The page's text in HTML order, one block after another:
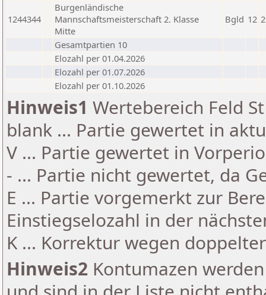
1244344
Burgenländische
Mannschaftsmeisterschaft 2. Klasse
Mitte
Bgld 12
Gesamtpartien 10
Elozahl per 01.04.2026
Elozahl per 01.07.2026
Elozahl per 01.10.2026
Hinweis1 Wertebereich Feld
blank ... Partie gewertet in
V ... Partie gewertet in
- ... Partie nicht gewertet, da
E ... Partie vorgemerkt zur
Einstiegselozahl in der
K ... Korrektur wegen
Hinweis2 Kontumazen